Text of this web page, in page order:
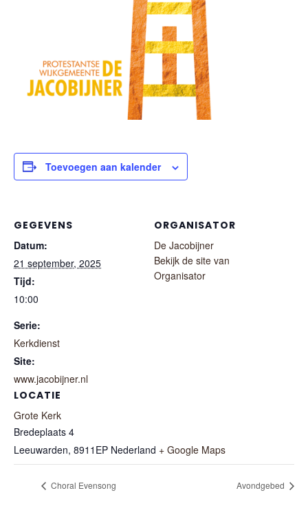
Toevoegen aan kalender
GEGEVENS
Datum:
21 september, 2025
Tijd:
10:00
Serie:
Kerkdienst
Site:
www.jacobijner.nl
LOCATIE
Grote Kerk
Bredeplaats 4
Leeuwarden, 8911EP Nederland + Google Maps
ORGANISATOR
De Jacobijner
Bekijk de site van
Organisator
Choral Evensong Avondgebed